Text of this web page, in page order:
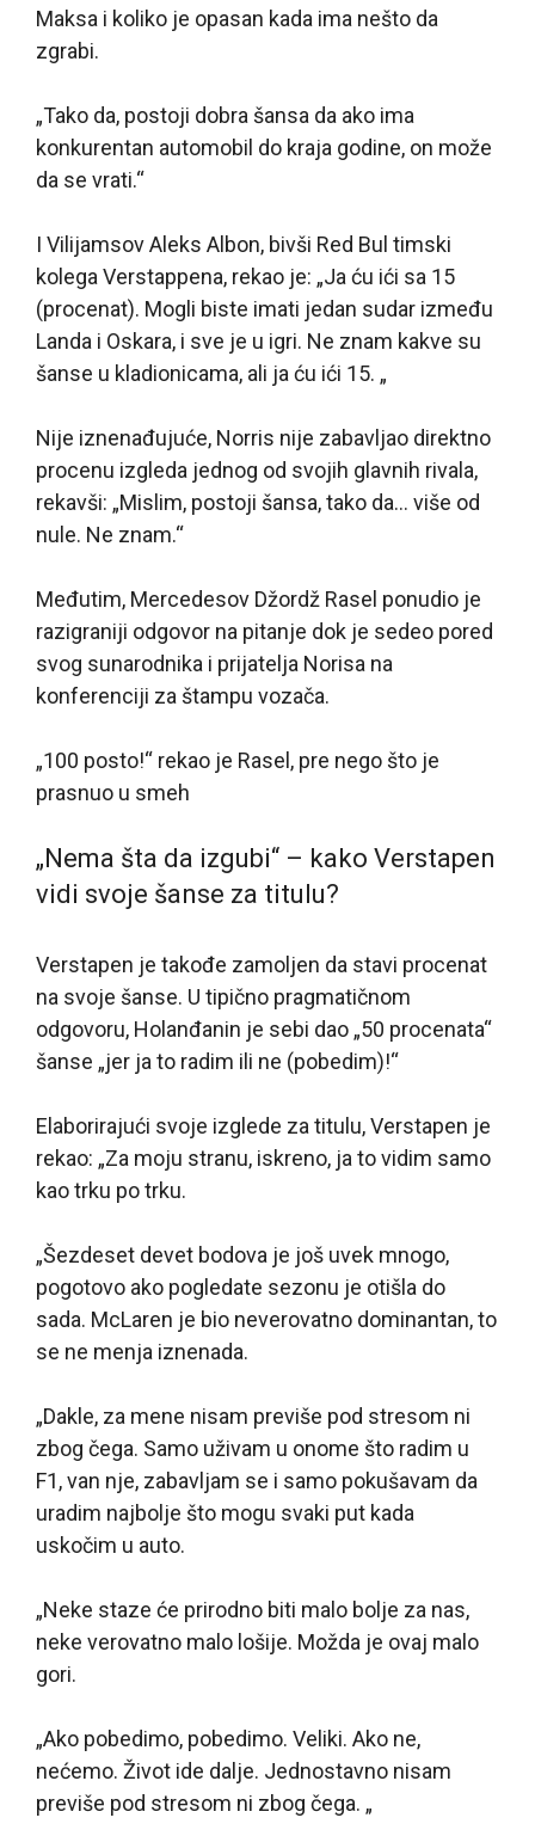
Maksa i koliko je opasan kada ima nešto da
zgrabi.
„Tako da, postoji dobra šansa da ako ima
konkurentan automobil do kraja godine, on može
da se vrati.“
I Vilijamsov Aleks Albon, bivši Red Bul timski
kolega Verstappena, rekao je: „Ja ću ići sa 15
(procenat). Mogli biste imati jedan sudar između
Landa i Oskara, i sve je u igri. Ne znam kakve su
šanse u kladionicama, ali ja ću ići 15. „
Nije iznenađujuće, Norris nije zabavljao direktno
procenu izgleda jednog od svojih glavnih rivala,
rekavši: „Mislim, postoji šansa, tako da… više od
nule. Ne znam.“
Međutim, Mercedesov Džordž Rasel ponudio je
razigraniji odgovor na pitanje dok je sedeo pored
svog sunarodnika i prijatelja Norisa na
konferenciji za štampu vozača.
„100 posto!“ rekao je Rasel, pre nego što je
prasnuo u smeh
„Nema šta da izgubi“ – kako Verstapen
vidi svoje šanse za titulu?
Verstapen je takođe zamoljen da stavi procenat
na svoje šanse. U tipično pragmatičnom
odgovoru, Holanđanin je sebi dao „50 procenata“
šanse „jer ja to radim ili ne (pobedim)!“
Elaborirajući svoje izglede za titulu, Verstapen je
rekao: „Za moju stranu, iskreno, ja to vidim samo
kao trku po trku.
„Šezdeset devet bodova je još uvek mnogo,
pogotovo ako pogledate sezonu je otišla do
sada. McLaren je bio neverovatno dominantan, to
se ne menja iznenada.
„Dakle, za mene nisam previše pod stresom ni
zbog čega. Samo uživam u onome što radim u
F1, van nje, zabavljam se i samo pokušavam da
uradim najbolje što mogu svaki put kada
uskočim u auto.
„Neke staze će prirodno biti malo bolje za nas,
neke verovatno malo lošije. Možda je ovaj malo
gori.
„Ako pobedimo, pobedimo. Veliki. Ako ne,
nećemo. Život ide dalje. Jednostavno nisam
previše pod stresom ni zbog čega. „